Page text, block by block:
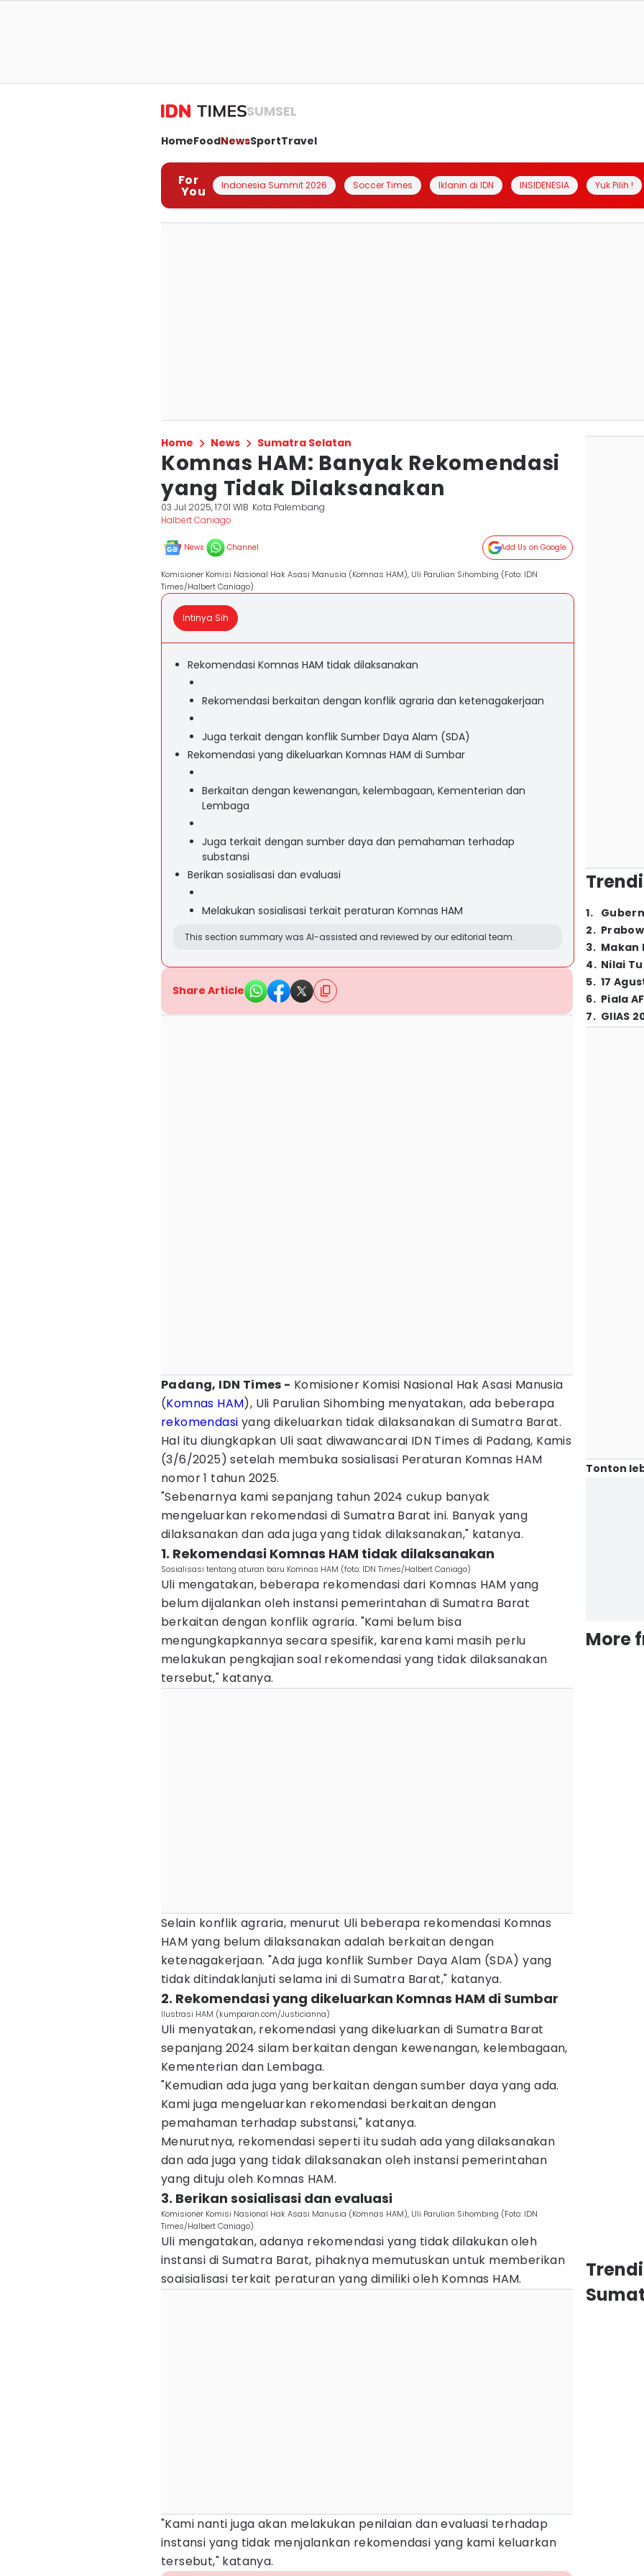
SUMSEL
HomeFoodNewsSportTravel
For
You Indonesia Summit 2026 Soccer Times Iklanin di IDN INSIDENESIA Yuk Pilih !
Home News Sumatra Selatan
Komnas HAM: Banyak Rekomendasi
yang Tidak Dilaksanakan
03 Jul 2025, 17:01 WIB Kota Palembang
Halbert Caniago
News Channel Add Us on Google
Komisioner Komisi Nasional Hak Asasi Manusia (Komnas HAM), Uli Parulian Sihombing (Foto: IDN
Times/Halbert Caniago)
Intinya Sih
Rekomendasi Komnas HAM tidak dilaksanakan
Rekomendasi berkaitan dengan konflik agraria dan ketenagakerjaan
Juga terkait dengan konflik Sumber Daya Alam (SDA)
Rekomendasi yang dikeluarkan Komnas HAM di Sumbar
Berkaitan dengan kewenangan, kelembagaan, Kementerian dan
Lembaga
Juga terkait dengan sumber daya dan pemahaman terhadap
substansi
Berikan sosialisasi dan evaluasi
Melakukan sosialisasi terkait peraturan Komnas HAM
This section summary was AI-assisted and reviewed by our editorial team.
Share Article
Padang, IDN Times - Komisioner Komisi Nasional Hak Asasi Manusia
(Komnas HAM), Uli Parulian Sihombing menyatakan, ada beberapa
rekomendasi yang dikeluarkan tidak dilaksanakan di Sumatra Barat.
Hal itu diungkapkan Uli saat diwawancarai IDN Times di Padang, Kamis
(3/6/2025) setelah membuka sosialisasi Peraturan Komnas HAM
nomor 1 tahun 2025.
"Sebenarnya kami sepanjang tahun 2024 cukup banyak
mengeluarkan rekomendasi di Sumatra Barat ini. Banyak yang
dilaksanakan dan ada juga yang tidak dilaksanakan," katanya.
1. Rekomendasi Komnas HAM tidak dilaksanakan
Sosialisasi tentang aturan baru Komnas HAM (foto: IDN Times/Halbert Caniago)
Uli mengatakan, beberapa rekomendasi dari Komnas HAM yang
belum dijalankan oleh instansi pemerintahan di Sumatra Barat
berkaitan dengan konflik agraria. "Kami belum bisa
mengungkapkannya secara spesifik, karena kami masih perlu
melakukan pengkajian soal rekomendasi yang tidak dilaksanakan
tersebut," katanya.
Selain konflik agraria, menurut Uli beberapa rekomendasi Komnas
HAM yang belum dilaksanakan adalah berkaitan dengan
ketenagakerjaan. "Ada juga konflik Sumber Daya Alam (SDA) yang
tidak ditindaklanjuti selama ini di Sumatra Barat," katanya.
2. Rekomendasi yang dikeluarkan Komnas HAM di Sumbar
Ilustrasi HAM (kumparan.com/Justicianna)
Uli menyatakan, rekomendasi yang dikeluarkan di Sumatra Barat
sepanjang 2024 silam berkaitan dengan kewenangan, kelembagaan,
Kementerian dan Lembaga.
"Kemudian ada juga yang berkaitan dengan sumber daya yang ada.
Kami juga mengeluarkan rekomendasi berkaitan dengan
pemahaman terhadap substansi," katanya.
Menurutnya, rekomendasi seperti itu sudah ada yang dilaksanakan
dan ada juga yang tidak dilaksanakan oleh instansi pemerintahan
yang dituju oleh Komnas HAM.
3. Berikan sosialisasi dan evaluasi
Komisioner Komisi Nasional Hak Asasi Manusia (Komnas HAM), Uli Parulian Sihombing (Foto: IDN
Times/Halbert Caniago)
Uli mengatakan, adanya rekomendasi yang tidak dilakukan oleh
instansi di Sumatra Barat, pihaknya memutuskan untuk memberikan
soaisialisasi terkait peraturan yang dimiliki oleh Komnas HAM.
"Kami nanti juga akan melakukan penilaian dan evaluasi terhadap
instansi yang tidak menjalankan rekomendasi yang kami keluarkan
tersebut," katanya.
1.
2.
3. Makan
4. Nilai
5. 17
6. Piala
7. GIIAS
Tonton
More